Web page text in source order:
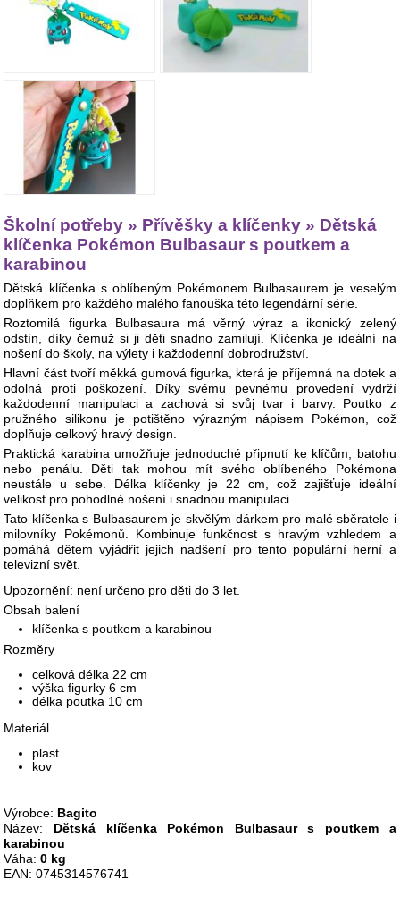
Školní potřeby » Přívěšky a klíčenky » Dětská
klíčenka Pokémon Bulbasaur s poutkem a
karabinou
Dětská klíčenka s oblíbeným Pokémonem Bulbasaurem je veselým
doplňkem pro každého malého fanouška této legendární série.
Roztomilá figurka Bulbasaura má věrný výraz a ikonický zelený
odstín, díky čemuž si ji děti snadno zamilují. Klíčenka je ideální na
nošení do školy, na výlety i každodenní dobrodružství.
Hlavní část tvoří měkká gumová figurka, která je příjemná na dotek a
odolná proti poškození. Díky svému pevnému provedení vydrží
každodenní manipulaci a zachová si svůj tvar i barvy. Poutko z
pružného silikonu je potištěno výrazným nápisem Pokémon, což
doplňuje celkový hravý design.
Praktická karabina umožňuje jednoduché připnutí ke klíčům, batohu
nebo penálu. Děti tak mohou mít svého oblíbeného Pokémona
neustále u sebe. Délka klíčenky je 22 cm, což zajišťuje ideální
velikost pro pohodlné nošení i snadnou manipulaci.
Tato klíčenka s Bulbasaurem je skvělým dárkem pro malé sběratele i
milovníky Pokémonů. Kombinuje funkčnost s hravým vzhledem a
pomáhá dětem vyjádřit jejich nadšení pro tento populární herní a
televizní svět.
Upozornění: není určeno pro děti do 3 let.
Obsah balení
klíčenka s poutkem a karabinou
Rozměry
celková délka 22 cm
výška figurky 6 cm
délka poutka 10 cm
Materiál
plast
kov
Výrobce: Bagito
Název:
Dětská klíčenka Pokémon Bulbasaur s poutkem a
karabinou
Váha:0 kg
EAN: 0745314576741